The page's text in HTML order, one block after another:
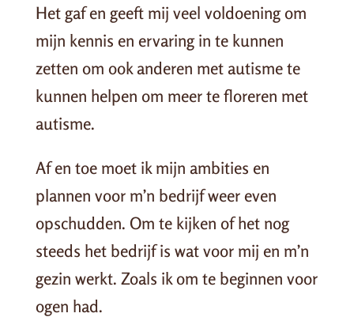
Het gaf en geeft mij veel voldoening om
mijn kennis en ervaring in te kunnen
zetten om ook anderen met autisme te
kunnen helpen om meer te floreren met
autisme.
Af en toe moet ik mijn ambities en
plannen voor m’n bedrijf weer even
opschudden. Om te kijken of het nog
steeds het bedrijf is wat voor mij en m’n
gezin werkt. Zoals ik om te beginnen voor
ogen had.